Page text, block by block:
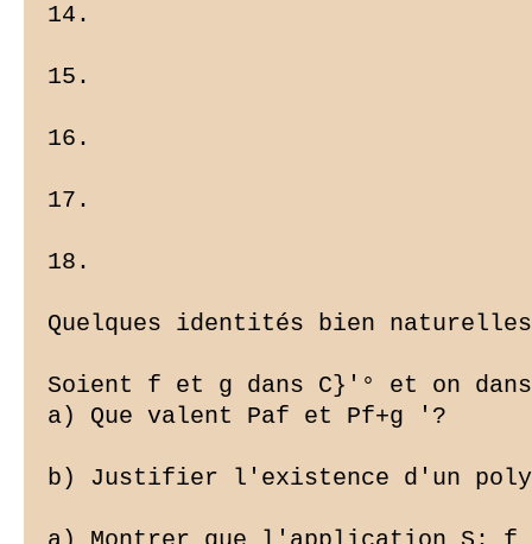
14.
15.
16.
17.
18.
Quelques identités bien naturelles
Soient f et g dans C}'° et on
a) Que valent Paf et Pf+g '?
b) Justifier l'existence d'un